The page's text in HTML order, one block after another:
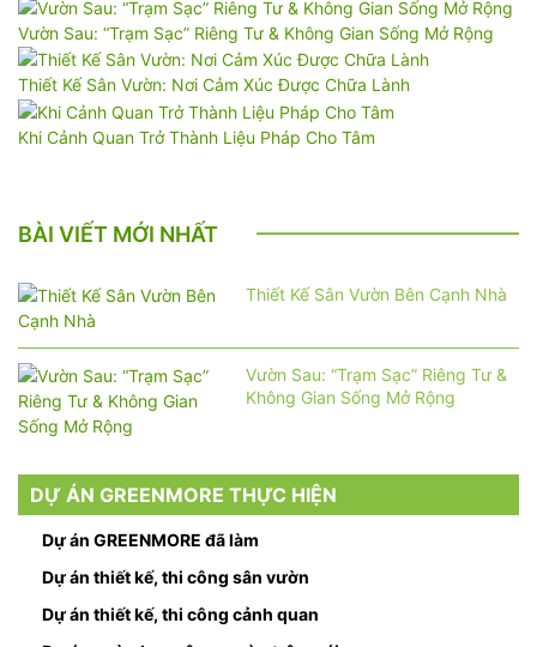
Vườn Sau: “Trạm Sạc” Riêng Tư & Không Gian Sống Mở Rộng
Thiết Kế Sân Vườn: Nơi Cảm Xúc Được Chữa Lành
Khi Cảnh Quan Trở Thành Liệu Pháp Cho Tâm
BÀI VIẾT MỚI NHẤT
Thiết Kế Sân Vườn Bên Cạnh Nhà
Vườn Sau: “Trạm Sạc” Riêng Tư &
Không Gian Sống Mở Rộng
DỰ ÁN GREENMORE THỰC HIỆN
Dự án GREENMORE đã làm
Dự án thiết kế, thi công sân vườn
Dự án thiết kế, thi công cảnh quan